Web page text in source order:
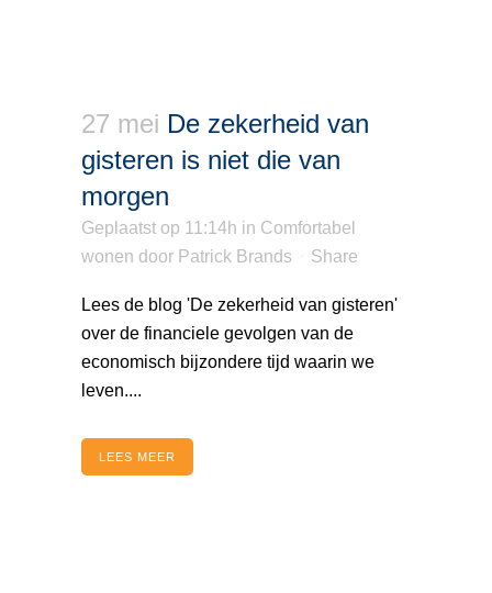
27 mei De zekerheid van
gisteren is niet die van
morgen
Geplaatst op 11:14h in Comfortabel
wonen door Patrick Brands Share
Lees de blog 'De zekerheid van gisteren'
over de financiele gevolgen van de
economisch bijzondere tijd waarin we
leven....
LEES MEER